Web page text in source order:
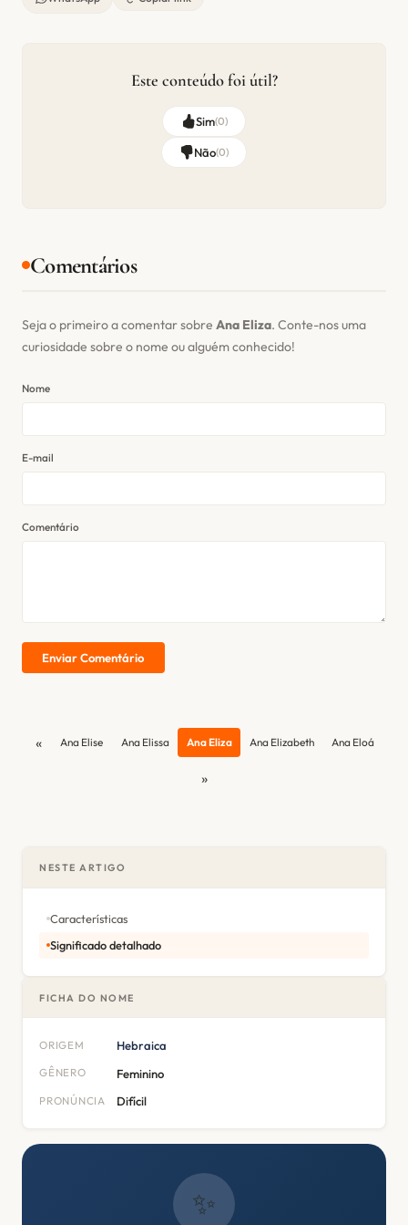
Este conteúdo foi útil?
Sim(0)
Não(0)
Comentários
Seja o primeiro a comentar sobre Ana Eliza. Conte-nos uma
curiosidade sobre o nome ou alguém conhecido!
Nome
E-mail
Comentário
Enviar Comentário
« Ana Elise Ana Elissa Ana Eliza Ana Elizabeth Ana Eloá
»
NESTE ARTIGO
Características
Significado detalhado
FICHA DO NOME
ORIGEM Hebraica
GÊNERO Feminino
PRONÚNCIA Difícil
✨